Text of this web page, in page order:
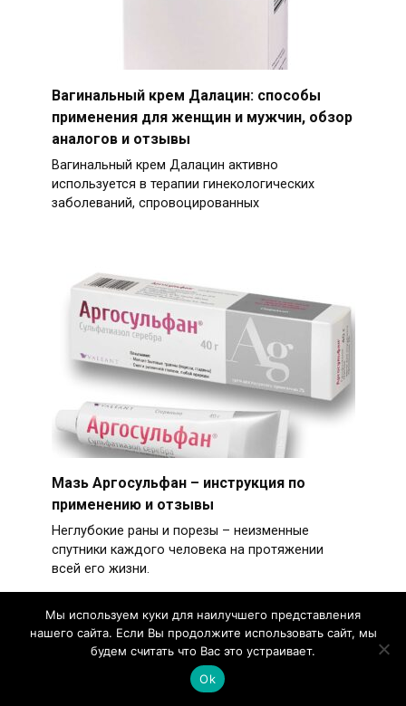
Вагинальный крем Далацин: способы
применения для женщин и мужчин, обзор
аналогов и отзывы
Вагинальный крем Далацин активно
используется в терапии гинекологических
заболеваний, спровоцированных
Мазь Аргосульфан – инструкция по
применению и отзывы
Неглубокие раны и порезы – неизменные
спутники каждого человека на протяжении
всей его жизни.
Мы используем куки для наилучшего представления
нашего сайта. Если Вы продолжите использовать сайт, мы
будем считать что Вас это устраивает.
Ok